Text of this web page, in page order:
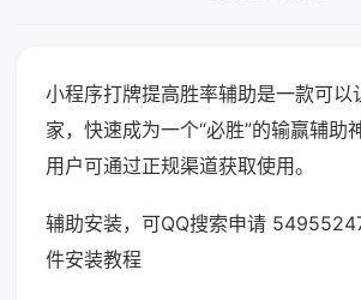
小程序打牌提高胜率辅助是一款可以
家，快速成为一个“必胜”的输赢辅助
用户可通过正规渠道获取使用。
辅助安装，可QQ搜索申请
件安装教程